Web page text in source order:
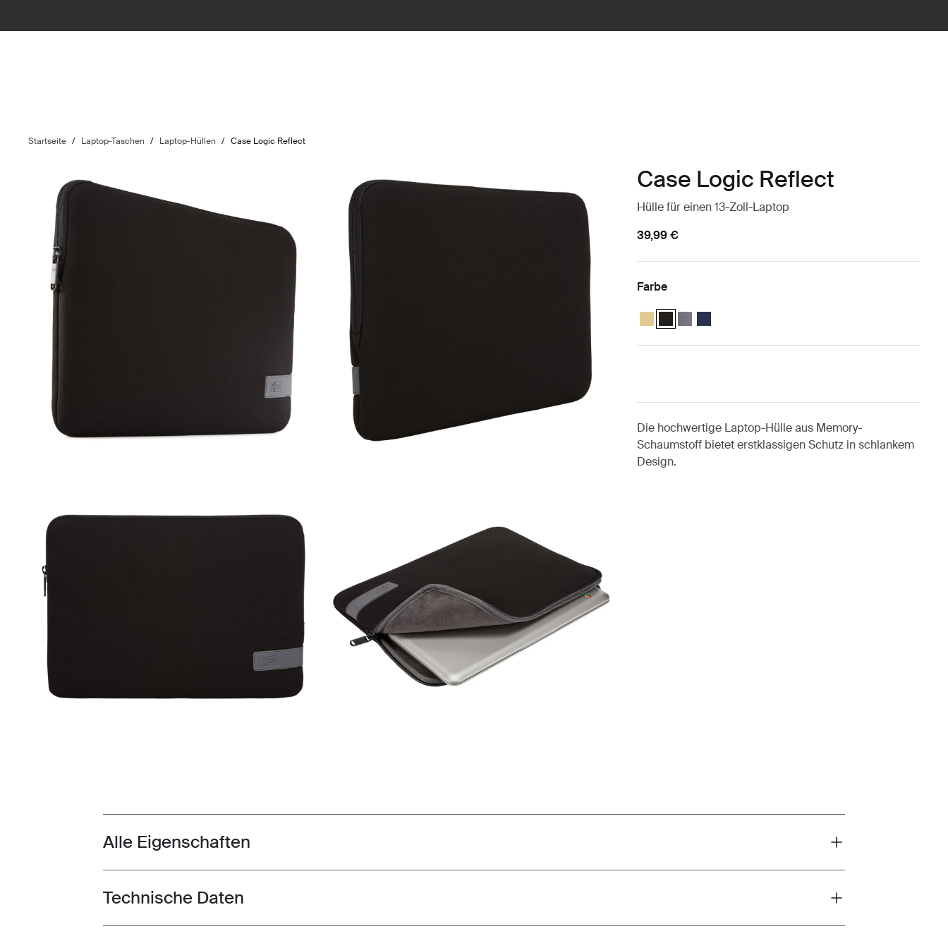
Startseite / Laptop-Taschen / Laptop-Hüllen / Case Logic Reflect
Case Logic Reflect
Hülle für einen 13-Zoll-Laptop
39,99 €
Farbe
Case Logic Reflect 13" Laptop Sleeve Horizontgelb
Case Logic Reflect 13" Laptop Sleeve Schwarz (selected)
Case Logic Reflect 13" Laptop Sleeve Graphit
Case Logic Reflect 13" Laptop Sleeve Dark Blue
Die hochwertige Laptop-Hülle aus Memory-
Schaumstoff bietet erstklassigen Schutz in schlankem
Design.
Toggle features
Alle Eigenschaften
Toggle techspec
Technische Daten